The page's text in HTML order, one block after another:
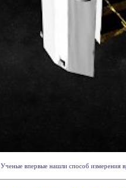
Ученые впервые нашли способ измерения